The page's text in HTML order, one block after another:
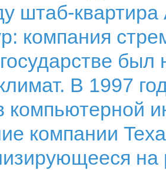
штаб-
компания
В 1997
компьютерной
компании
на